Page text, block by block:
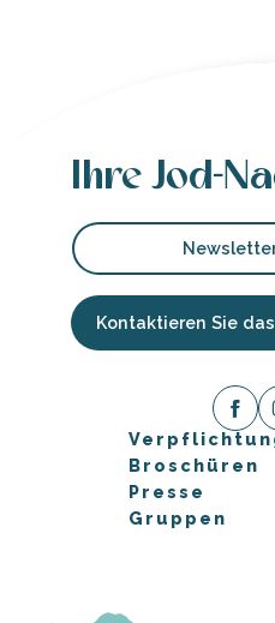
Ihre Jod-
Kontaktieren Sie
Broschüren
Presse
Gruppen